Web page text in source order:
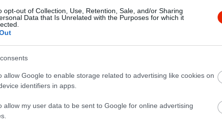
opt-out of Collection, Use, Retention, Sale, and/or Sharing
Data that Is Unrelated with the Purposes for which it
allow Google to enable storage related to advertising like cookies on
identifiers in apps.
allow my user data to be sent to Google for online advertising
design, vagyis semmi különös, étvágycsökkentő
sznobok hátast dobnak, de egyik kollégám nem bírta
tőle szabadulni visszafele... nekem erős a gyomrom, de ide
hanem finom. Ha különlegességre vágynék, elmennék
szerintem megfelelő tálalás mellett azt is 5+++-ra
találtam az egyik pincért, mikor kollegámtól megkérdezte,
evőeszközei, jelezvén, még folytatja. Most vagy a pincér
nézett prosztó bunkóknak. Ezért fizetni?